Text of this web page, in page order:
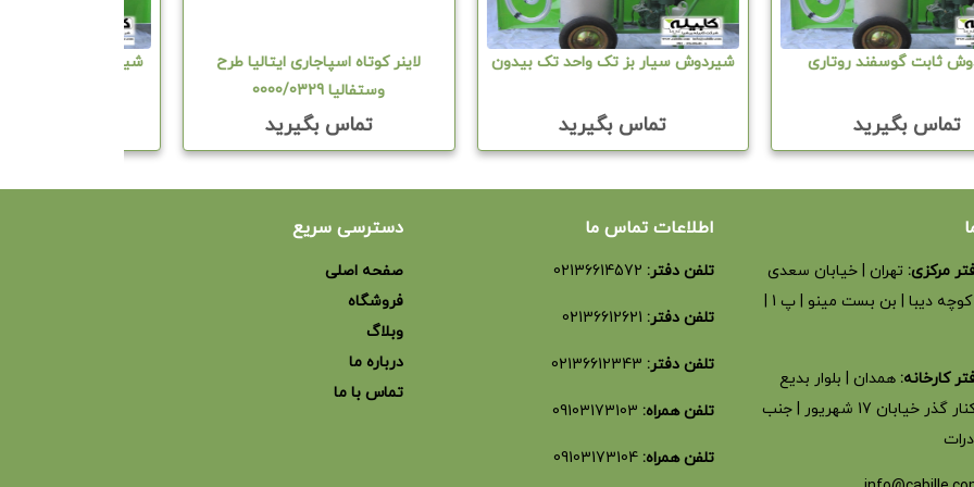
ثابت گوسفند روتاری
تماس بگیرید
شیردوش سیار بز تک واحد تک بیدون
تماس بگیرید
لاینر کوتاه اسپاجاری ایتالیا طرح
وستفالیا 0000/0329
تماس بگیرید
شیردوش سیار
مرکزی: تهران | خیابان سعدی
شمالی | کوچه دیبا | بن بست مینو | پ 1 |
کارخانه: همدان | بلوار بدیع
الزمان | کنار گذر خیابان 17 شهریور | جنب
اطلاعات تماس ما
تلفن دفتر: 02136614572
تلفن دفتر: 02136612621
تلفن دفتر: 02136612343
تلفن همراه: 09103173103
تلفن همراه: 09103173104
دسترسی سریع
صفحه اصلی
فروشگاه
وبلاگ
درباره ما
تماس با ما